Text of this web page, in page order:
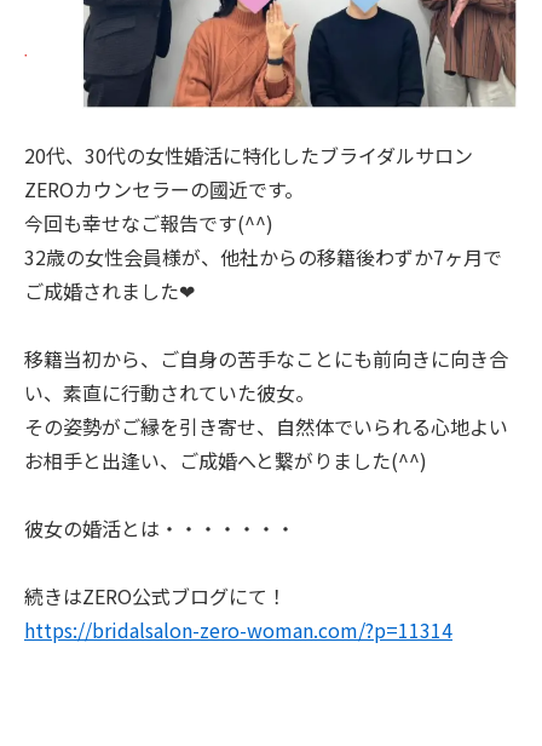
20代、30代の女性婚活に特化したブライダルサロン
ZEROカウンセラーの國近です。
今回も幸せなご報告です(^^)
32歳の女性会員様が、他社からの移籍後わずか7ヶ月で
ご成婚されました❤︎
移籍当初から、ご自身の苦手なことにも前向きに向き合
い、素直に行動されていた彼女。
その姿勢がご縁を引き寄せ、自然体でいられる心地よい
お相手と出逢い、ご成婚へと繋がりました(^^)
彼女の婚活とは・・・・・・・
続きはZERO公式ブログにて！
https://bridalsalon-zero-woman.com/?p=11314